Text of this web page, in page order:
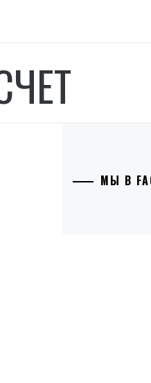
МЫ В